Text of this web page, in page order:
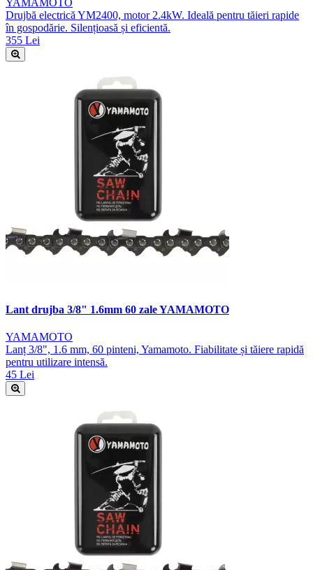
YAMAMOTO
Drujbă electrică YM2400, motor 2.4kW. Ideală pentru tăieri rapide
în gospodărie. Silențioasă și eficientă.
355 Lei
Lant drujba 3/8" 1.6mm 60 zale YAMAMOTO
YAMAMOTO
Lanț 3/8", 1.6 mm, 60 pinteni, Yamamoto. Fiabilitate și tăiere rapidă
pentru utilizare intensă.
45 Lei